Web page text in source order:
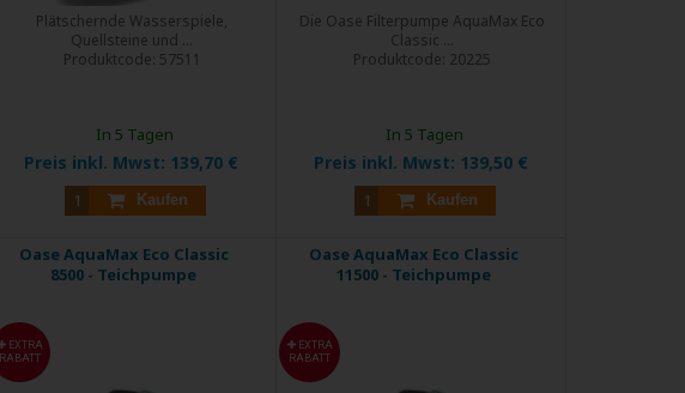
Plätschernde Wasserspiele,
Quellsteine und ...
Produktcode: 57511
Preis inkl. Mwst: 139,70 €
Kaufen
In 5 Tagen
Die Oase Filterpumpe AquaMax Eco
Classic ...
Produktcode: 20225
Preis inkl. Mwst: 139,50 €
Kaufen
In 5 Tagen
Oase AquaMax Eco Classic
8500 - Teichpumpe
EXTRA
RABATT
Oase AquaMax Eco Classic
11500 - Teichpumpe
EXTRA
RABATT